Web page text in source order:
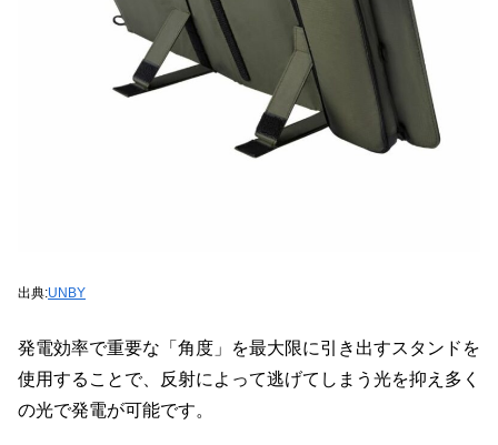
出典:UNBY
発電効率で重要な「角度」を最大限に引き出すスタンドを
使用することで、反射によって逃げてしまう光を抑え多く
の光で発電が可能です。